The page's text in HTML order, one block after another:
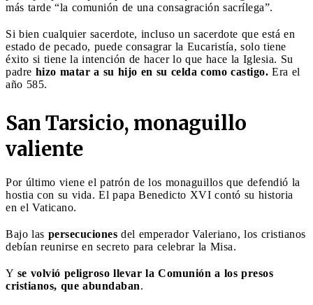
más tarde “la comunión de una consagración sacrílega”.
Si bien cualquier sacerdote, incluso un sacerdote que está en
estado de pecado, puede consagrar la Eucaristía, solo tiene
éxito si tiene la intención de hacer lo que hace la Iglesia. Su
padre hizo matar a su hijo en su celda como castigo. Era el
año 585.
San Tarsicio, monaguillo
valiente
Por último viene el patrón de los monaguillos que defendió la
hostia con su vida. El papa Benedicto XVI contó su historia
en el Vaticano.
Bajo las persecuciones del emperador Valeriano, los cristianos
debían reunirse en secreto para celebrar la Misa.
Y se volvió peligroso llevar la Comunión a los presos
cristianos, que abundaban.